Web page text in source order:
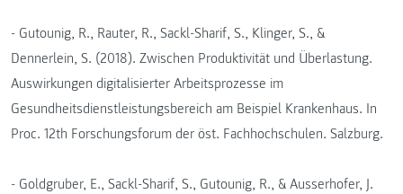
- Gutounig, R., Rauter, R., Sackl-Sharif, S., Klinger, S., &
Dennerlein, S. (2018). Zwischen Produktivität und Überlastung.
Auswirkungen digitalisierter Arbeitsprozesse im
Gesundheitsdienstleistungsbereich am Beispiel Krankenhaus. In
Proc. 12th Forschungsforum der öst. Fachhochschulen. Salzburg.
- Goldgruber, E., Sackl-Sharif, S., Gutounig, R., & Ausserhofer, J.